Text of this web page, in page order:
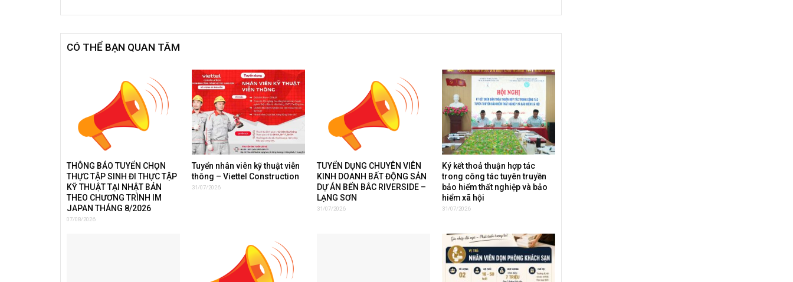
CÓ THỂ BẠN QUAN TÂM
THÔNG BÁO TUYỂN CHỌN
THỰC TẬP SINH ĐI THỰC TẬP
KỸ THUẬT TẠI NHẬT BẢN
THEO CHƯƠNG TRÌNH IM
JAPAN THÁNG 8/2026
07/08/2026
Tuyển nhân viên kỹ thuật viễn
thông – Viettel Construction
31/07/2026
TUYỂN DỤNG CHUYÊN VIÊN
KINH DOANH BẤT ĐỘNG SẢN
DỰ ÁN BẾN BẮC RIVERSIDE –
LẠNG SƠN
31/07/2026
Ký kết thoả thuận hợp tác
trong công tác tuyên truyền
bảo hiểm thất nghiệp và bảo
hiểm xã hội
31/07/2026